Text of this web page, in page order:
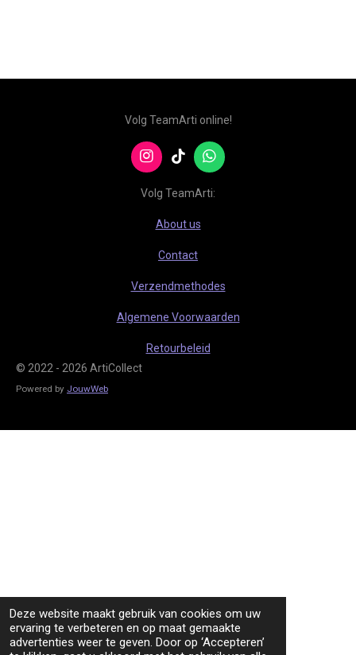
Deze website maakt gebruik van cookies om uw
ervaring te verbeteren en op maat gemaakte
advertenties weer te geven. Door op ‘Accepteren’
Volg TeamArti online!
I
n
s
T
k
o
k
W
h
a
Volg TeamArti:
About us
Contact
Verzendmethodes
Algemene Voorwaarden
Retourbeleid
© 2022 - 2026 ArtiCollect
Powered by JouwWeb